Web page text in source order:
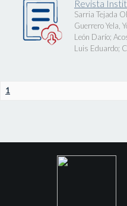
Revista
Sarria Tejada
Guerrero Yela,
León Darío;
Luis Eduardo;
1